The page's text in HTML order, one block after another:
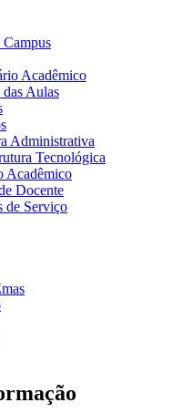
Campus
Acadêmico
Aulas
Administrativa
Tecnológica
Acadêmico
Docente
de Serviço